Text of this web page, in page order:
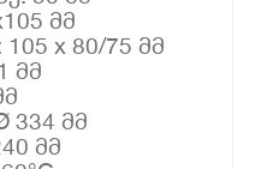
მმ
x 80/75 მმ
მმ
334 მმ
მმ